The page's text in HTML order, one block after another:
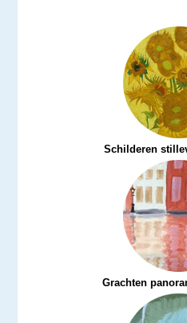
Schilderen
Grachten